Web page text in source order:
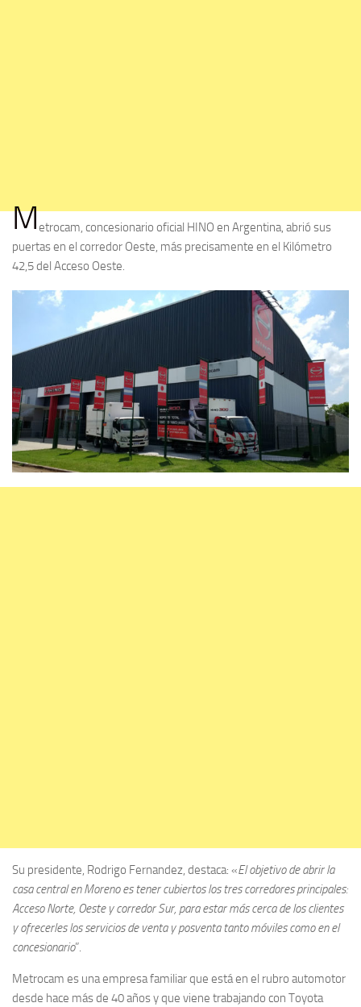
Metrocam, concesionario oficial HINO en Argentina, abrió sus
puertas en el corredor Oeste, más precisamente en el Kilómetro
42,5 del Acceso Oeste.
Su presidente, Rodrigo Fernandez, destaca: «El objetivo de abrir la
casa central en Moreno es tener cubiertos los tres corredores principales:
Acceso Norte, Oeste y corredor Sur, para estar más cerca de los clientes
y ofrecerles los servicios de venta y posventa tanto móviles como en el
concesionario”.
Metrocam es una empresa familiar que está en el rubro automotor
desde hace más de 40 años y que viene trabajando con Toyota